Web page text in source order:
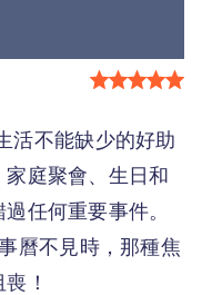
活不能缺少的好助
庭聚會、生日和
任何重要事件。
曆不見時，那種焦
！